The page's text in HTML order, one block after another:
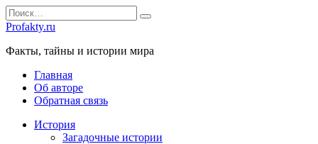
Перейти
к
содержанию
Search
for:
Profakty.ru
Факты, тайны и истории мира
Главная
Об авторе
Обратная связь
История
Загадочные истории